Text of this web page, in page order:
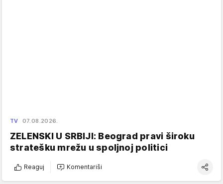
TV 07.08.2026.
ZELENSKI U SRBIJI: Beograd pravi široku
stratešku mrežu u spoljnoj politici
Reaguj Komentariši